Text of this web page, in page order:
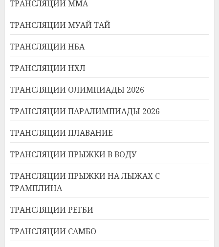
ТРАНСЛЯЦИИ ММА
ТРАНСЛЯЦИИ МУАЙ ТАЙ
ТРАНСЛЯЦИИ НБА
ТРАНСЛЯЦИИ НХЛ
ТРАНСЛЯЦИИ ОЛИМПИАДЫ 2026
ТРАНСЛЯЦИИ ПАРАЛИМПИАДЫ 2026
ТРАНСЛЯЦИИ ПЛАВАНИЕ
ТРАНСЛЯЦИИ ПРЫЖКИ В ВОДУ
ТРАНСЛЯЦИИ ПРЫЖКИ НА ЛЫЖАХ С
ТРАМПЛИНА
ТРАНСЛЯЦИИ РЕГБИ
ТРАНСЛЯЦИИ САМБО